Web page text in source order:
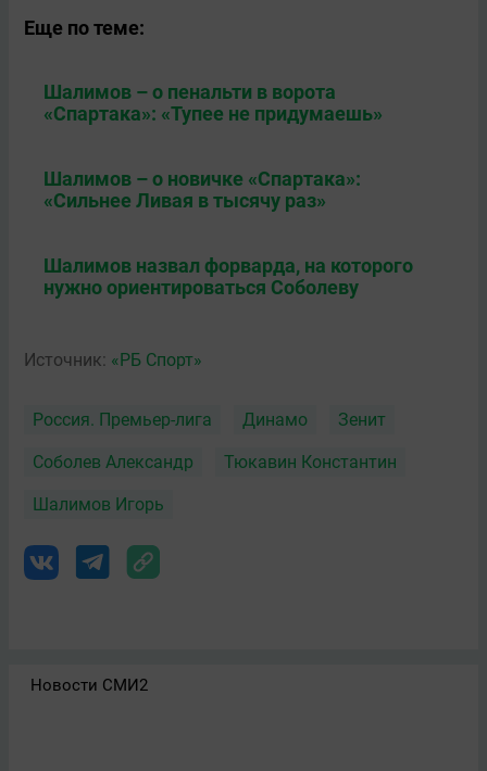
Еще по теме:
Шалимов – о пенальти в ворота
«Спартака»: «Тупее не придумаешь»
Шалимов – о новичке «Спартака»:
«Сильнее Ливая в тысячу раз»
Шалимов назвал форварда, на которого
нужно ориентироваться Соболеву
Источник: «РБ Спорт»
Россия. Премьер-лига Динамо Зенит
Соболев Александр Тюкавин Константин
Шалимов Игорь
Новости СМИ2